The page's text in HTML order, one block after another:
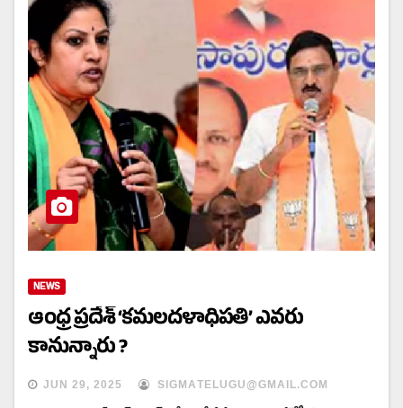
NEWS
ఆంధ్ర ప్రదేశ్ ‘కమలదళాధిపతి’ ఎవరు
కానున్నారు ?
JUN 29, 2025 SIGMATELUGU@GMAIL.COM